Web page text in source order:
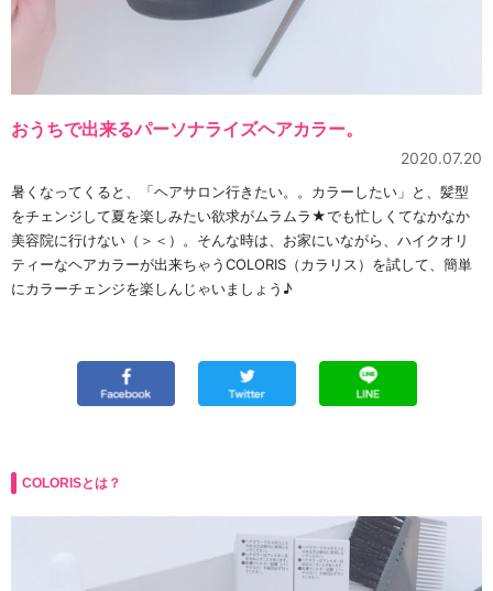
おうちで出来るパーソナライズヘアカラー。
2020.07.20
暑くなってくると、「ヘアサロン行きたい。。カラーしたい」と、髪型
をチェンジして夏を楽しみたい欲求がムラムラ★でも忙しくてなかなか
美容院に行けない（＞＜）。そんな時は、お家にいながら、ハイクオリ
ティーなヘアカラーが出来ちゃうCOLORIS（カラリス）を試して、簡単
にカラーチェンジを楽しんじゃいましょう♪
COLORISとは？